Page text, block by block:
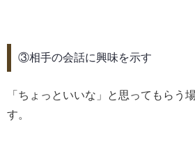
③相手の会話に興味を示す
「ちょっといいな」と思ってもらう
す。